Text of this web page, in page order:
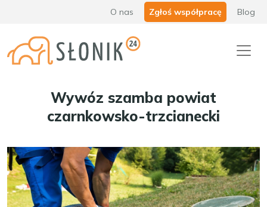
O nas Zgłoś współpracę Blog
Wywóz szamba powiat
czarnkowsko-trzcianecki